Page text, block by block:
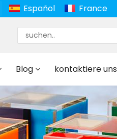
Español France
Blog kontaktiere uns